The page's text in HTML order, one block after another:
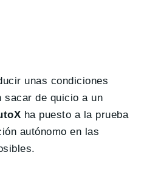
unas condiciones
sacar de quicio a un
ha puesto a la prueba
autónomo en las